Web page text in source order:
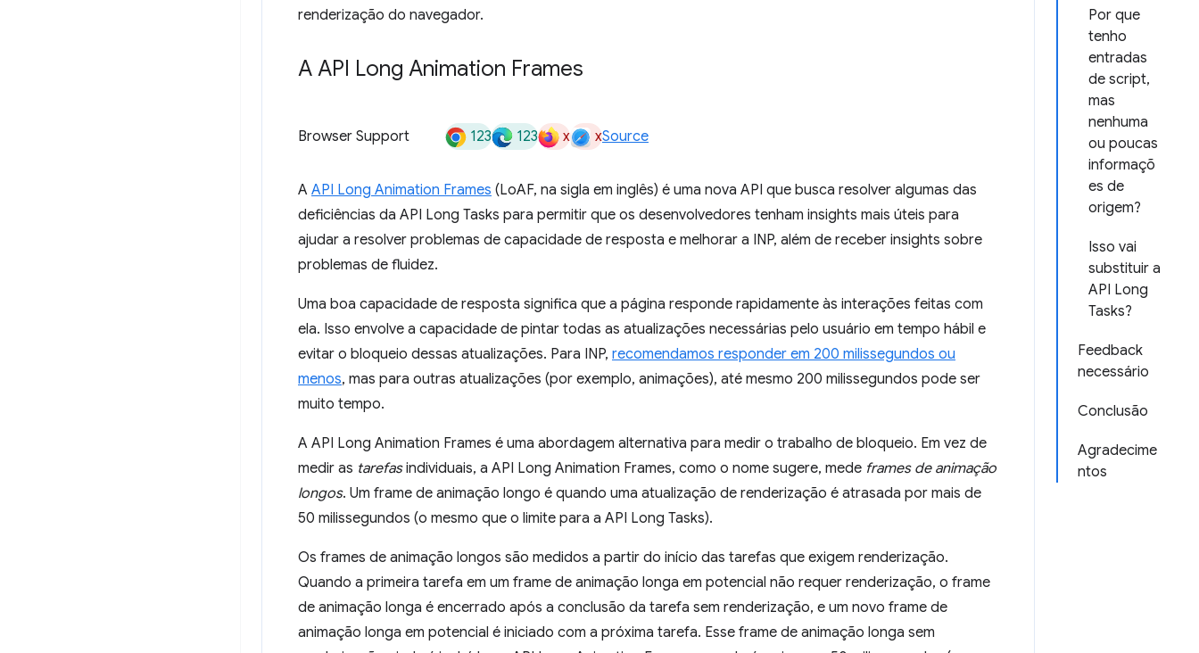
Por que
tenho
entradas
de script,
mas
nenhuma
ou poucas
informaçõ
es de
origem?
Isso vai
substituir a
API Long
Tasks?
Feedback
necessário
Conclusão
Agradecime
ntos
renderização do navegador.
A API Long Animation Frames
Browser Support 123 123 x xSource
A API Long Animation Frames (LoAF, na sigla em inglês) é uma nova API que busca resolver algumas das
deficiências da API Long Tasks para permitir que os desenvolvedores tenham insights mais úteis para
ajudar a resolver problemas de capacidade de resposta e melhorar a INP, além de receber insights sobre
problemas de fluidez.
Uma boa capacidade de resposta significa que a página responde rapidamente às interações feitas com
ela. Isso envolve a capacidade de pintar todas as atualizações necessárias pelo usuário em tempo hábil e
evitar o bloqueio dessas atualizações. Para INP, recomendamos responder em 200 milissegundos ou
menos, mas para outras atualizações (por exemplo, animações), até mesmo 200 milissegundos pode ser
muito tempo.
A API Long Animation Frames é uma abordagem alternativa para medir o trabalho de bloqueio. Em vez de
medir as tarefasindividuais, a API Long Animation Frames, como o nome sugere, mede frames de animação
longos. Um frame de animação longo é quando uma atualização de renderização é atrasada por mais de
50 milissegundos (o mesmo que o limite para a API Long Tasks).
Os frames de animação longos são medidos a partir do início das tarefas que exigem renderização.
Quando a primeira tarefa em um frame de animação longa em potencial não requer renderização, o frame
de animação longa é encerrado após a conclusão da tarefa sem renderização, e um novo frame de
animação longa em potencial é iniciado com a próxima tarefa. Esse frame de animação longa sem